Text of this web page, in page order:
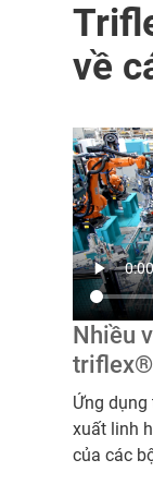
về
Nhiều
triflex®
Ứng
xuất linh
của các